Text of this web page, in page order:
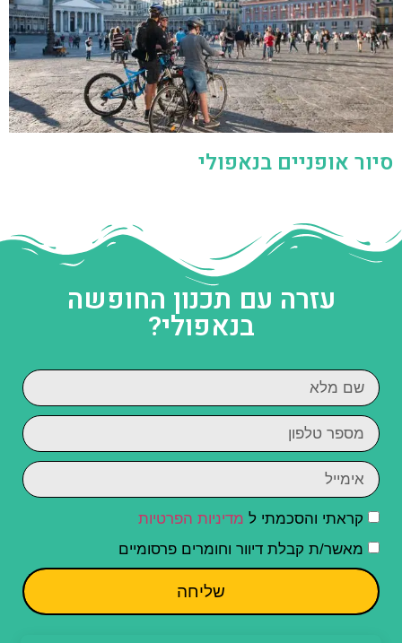
סיור אופניים בנאפולי
עזרה עם תכנון החופשה
בנאפולי?
קראתי והסכמתי ל מדיניות הפרטיות
מאשר/ת קבלת דיוור וחומרים פרסומיים
שליחה